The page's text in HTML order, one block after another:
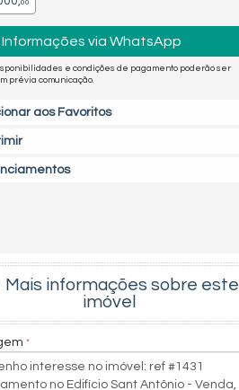
00
Informações via WhatsApp
e condições de pagamento poderão ser
prévia comunicação.
aos Favoritos
Mais informações sobre este
imóvel